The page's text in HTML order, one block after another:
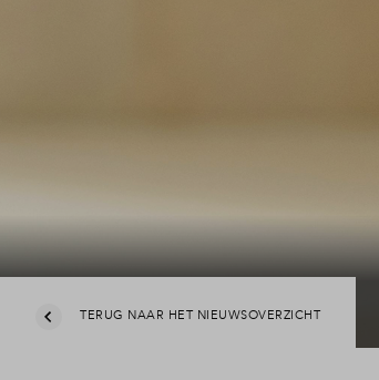
TERUG NAAR HET NIEUWSOVERZICHT